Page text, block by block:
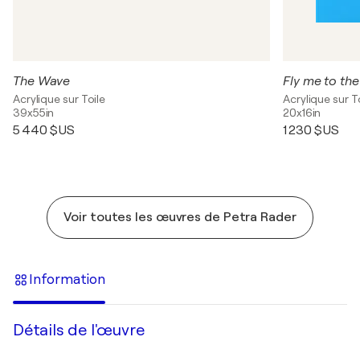
The Wave
Acrylique sur Toile
39x55in
5 440 $US
Fly me to
Acrylique sur
20x16in
1 230 $US
Voir toutes les œuvres de Petra Rader
Information
Détails de l'œuvre